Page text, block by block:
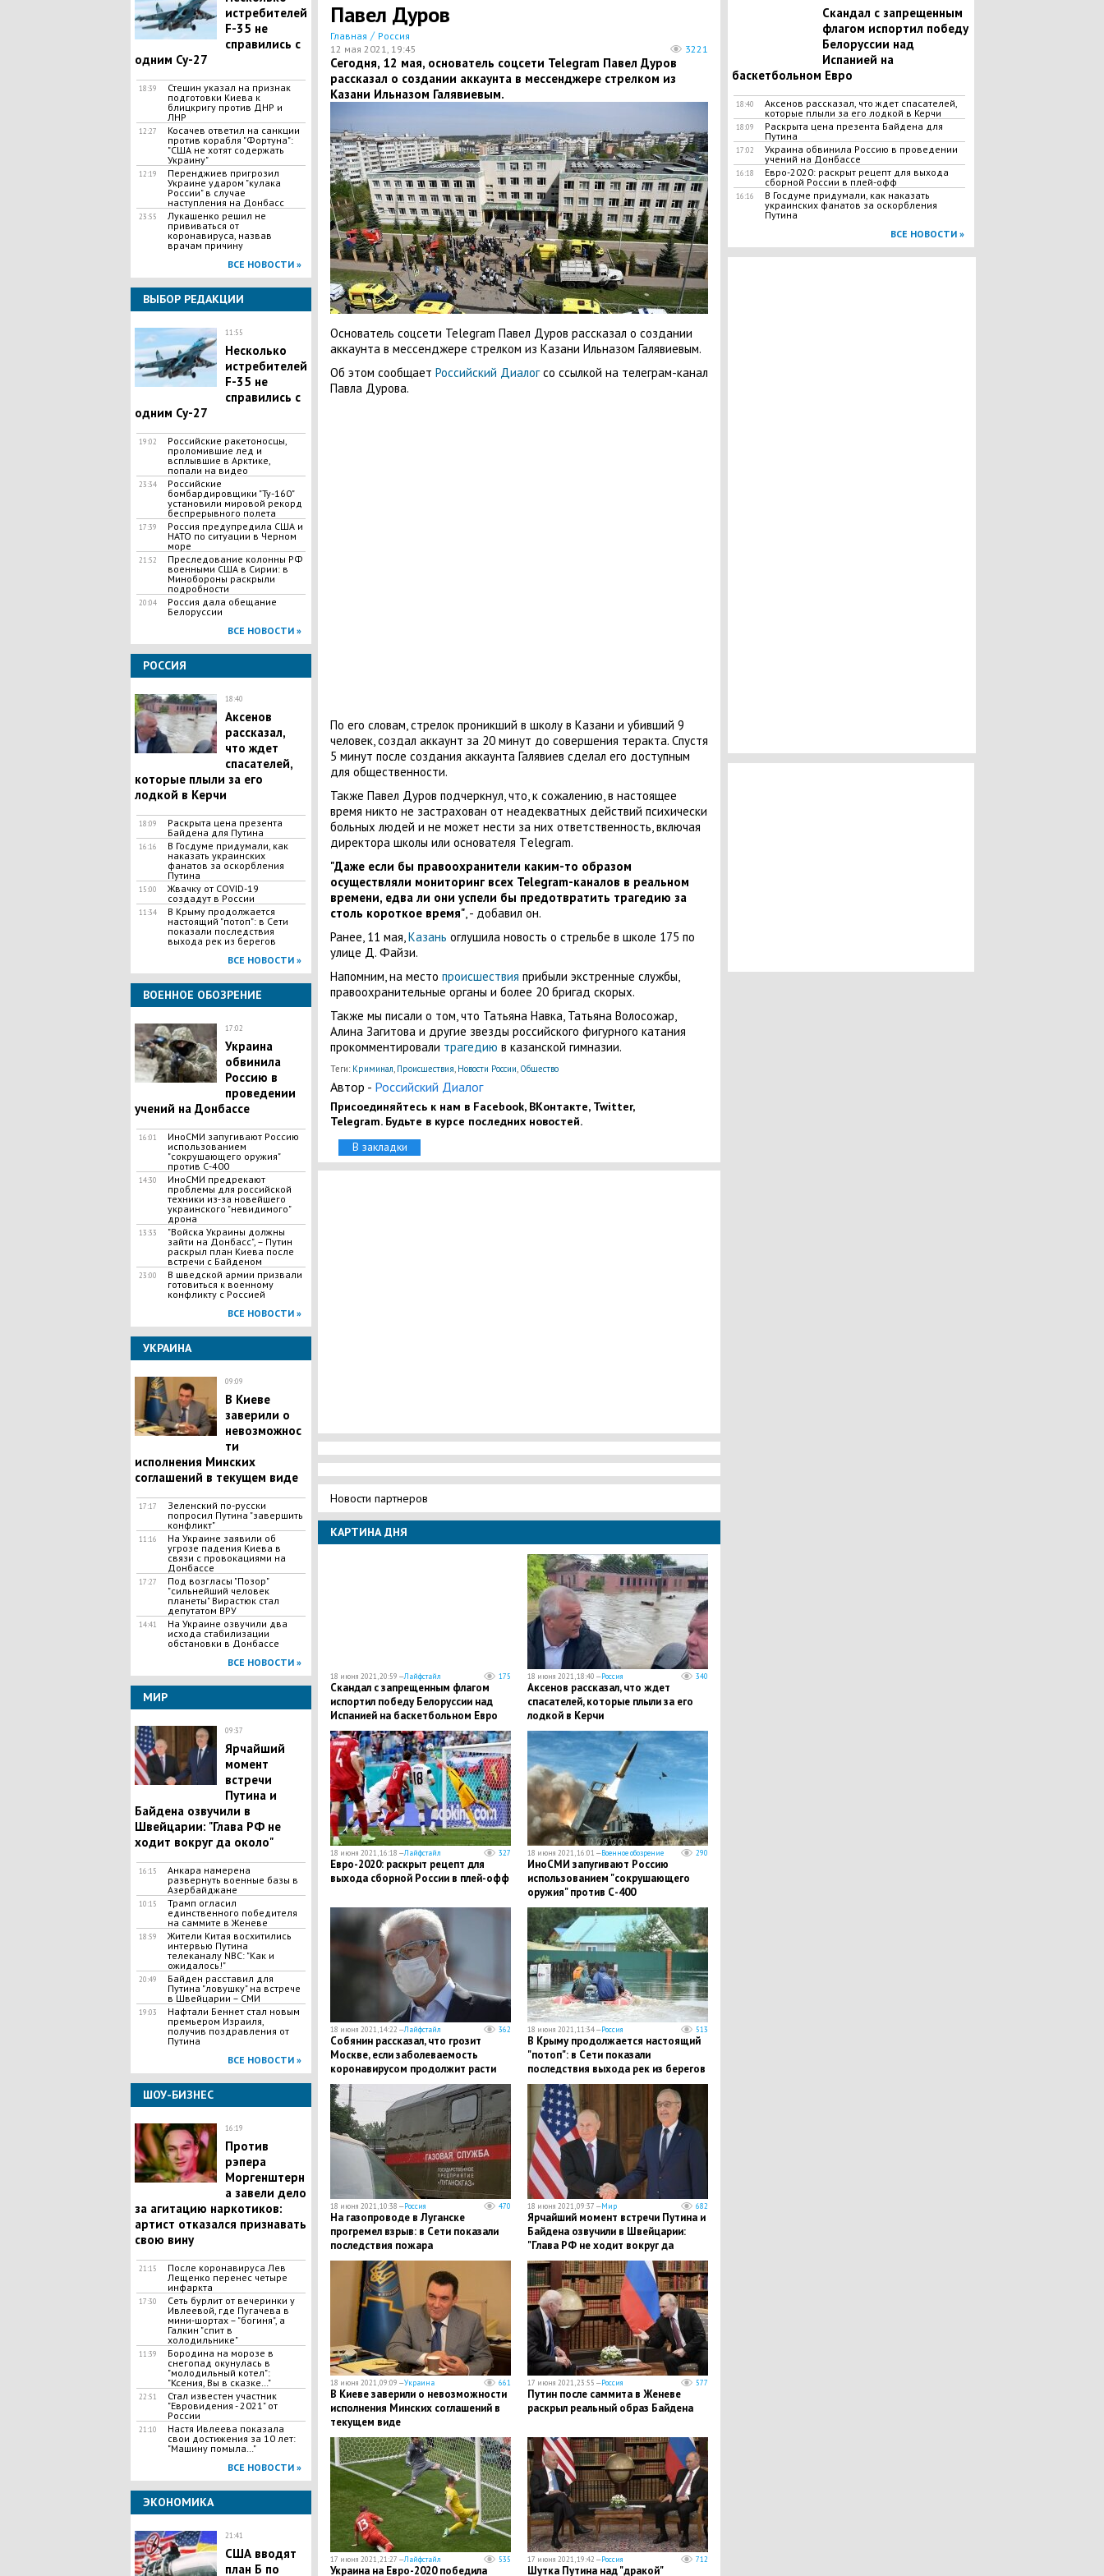
истребителей
F-35 не
справились с
одним Су-27
18:39
Стешин указал на признак
подготовки Киева к
блицкригу против ДНР и
ЛНР
12:27
​Косачев ответил на санкции
против корабля "Фортуна":
"США не хотят содержать
Украину"
12:19
Перенджиев пригрозил
Украине ударом "кулака
России" в случае
наступления на Донбасс
23:55
Лукашенко решил не
прививаться от
коронавируса, назвав
врачам причину
ВСЕ НОВОСТИ »
ВЫБОР РЕДАКЦИИ
11:55
Несколько
истребителей
F-35 не
справились с
одним Су-27
19:02
Российские ракетоносцы,
проломившие лед и
всплывшие в Арктике,
попали на видео
23:34
Российские
бомбардировщики "Ту-160"
установили мировой рекорд
беспрерывного полета
17:39
Россия предупредила США и
НАТО по ситуации в Черном
море
21:52
Преследование колонны РФ
военными США в Сирии: в
Минобороны раскрыли
подробности
20:04
Россия дала обещание
Белоруссии
ВСЕ НОВОСТИ »
РОССИЯ
18:40
Аксенов
рассказал,
что ждет
спасателей,
которые плыли за его
лодкой в Керчи
18:09
Раскрыта цена презента
Байдена для Путина
16:16
В Госдуме придумали, как
наказать украинских
фанатов за оскорбления
Путина
15:00
Жвачку от COVID-19
создадут в России
11:34
В Крыму продолжается
настоящий "потоп": в Сети
показали последствия
выхода рек из берегов
ВСЕ НОВОСТИ »
ВОЕННОЕ ОБОЗРЕНИЕ
17:02
Украина
обвинила
Россию в
проведении
учений на Донбассе
16:01
ИноСМИ запугивают Россию
использованием
"сокрушающего оружия"
против С-400
14:30
ИноСМИ предрекают
проблемы для российской
техники из-за новейшего
украинского "невидимого"
дрона
13:33
"Войска Украины должны
зайти на Донбасс", – Путин
раскрыл план Киева после
встречи с Байденом
23:00
В шведской армии призвали
готовиться к военному
конфликту с Россией
ВСЕ НОВОСТИ »
УКРАИНА
09:09
В Киеве
заверили о
невозможнос
ти
исполнения Минских
соглашений в текущем виде
17:17
Зеленский по-русски
попросил Путина "завершить
конфликт"
11:16
На Украине заявили об
угрозе падения Киева в
связи с провокациями на
Донбассе
17:27
Под возгласы "Позор"
"сильнейший человек
планеты" Вирастюк стал
депутатом ВРУ
14:41
На Украине озвучили два
исхода стабилизации
обстановки в Донбассе
ВСЕ НОВОСТИ »
МИР
09:37
Ярчайший
момент
встречи
Путина и
Байдена озвучили в
Швейцарии: "Глава РФ не
ходит вокруг да около"
16:15
Анкара намерена
развернуть военные базы в
Азербайджане
10:15
Трамп огласил
единственного победителя
на саммите в Женеве
18:59
Жители Китая восхитились
интервью Путина
телеканалу NBC: "Как и
ожидалось!"
20:49
Байден расставил для
Путина "ловушку" на встрече
в Швейцарии – СМИ
19:03
Нафтали Беннет стал новым
премьером Израиля,
получив поздравления от
Путина
ВСЕ НОВОСТИ »
ШОУ-БИЗНЕС
16:19
Против
рэпера
Моргенштерн
а завели дело
за агитацию наркотиков:
артист отказался признавать
свою вину
21:15
После коронавируса Лев
Лещенко перенес четыре
инфаркта
17:30
Сеть бурлит от вечеринки у
Ивлеевой, где Пугачева в
мини-шортах – "богиня", а
Галкин "спит в
холодильнике"
11:39
Бородина на морозе в
снегопад окунулась в
"молодильный котел":
"Ксения, Вы в сказке…"
22:51
Стал известен участник
"Евровидения - 2021" от
России
21:10
Настя Ивлеева показала
свои достижения за 10 лет:
"Машину помыла…"
ВСЕ НОВОСТИ »
ЭКОНОМИКА
21:41
США вводят
план Б по
Павел Дуров
Главная / Россия
12 мая 2021, 19:45
3221
Сегодня, 12 мая, основатель соцсети Telegram Павел Дуров
рассказал о создании аккаунта в мессенджере стрелком из
Казани Ильназом Галявиевым.
Основатель соцсети Telegram Павел Дуров рассказал о создании
аккаунта в мессенджере стрелком из Казани Ильназом Галявиевым.
Об этом сообщает Российский Диалогсо ссылкой на телеграм-канал
Павла Дурова.
По его словам, стрелок проникший в школу в Казани и убивший 9
человек, создал аккаунт за 20 минут до совершения теракта. Спустя
5 минут после создания аккаунта Галявиев сделал его доступным
для общественности.
Также Павел Дуров подчеркнул, что, к сожалению, в настоящее
время никто не застрахован от неадекватных действий психически
больных людей и не может нести за них ответственность, включая
директора школы или основателя Тelegram.
"Даже если бы правоохранители каким-то образом
осуществляли мониторинг всех Telegram-каналов в реальном
времени, едва ли они успели бы предотвратить трагедию за
столь короткое время", - добавил он.
Ранее, 11 мая,Казань оглушила новость о стрельбе в школе 175 по
улице Д. Файзи.
Напомним, на место происшествия прибыли экстренные службы,
правоохранительные органы и более 20 бригад скорых.
Также мы писали о том, что Татьяна Навка, Татьяна Волосожар,
Алина Загитова и другие звезды российского фигурного катания
прокомментировали трагедию в казанской гимназии.
Теги: Криминал, Происшествия, Новости России, Общество
Автор - Российский Диалог
Присоединяйтесь к нам в Facebook, ВКонтакте, Twitter,
Telegram. Будьте в курсе последних новостей.
В закладки
Новости партнеров
КАРТИНА ДНЯ
18 июня 2021, 20:59 —Лайфстайл 175
Скандал с запрещенным флагом
испортил победу Белоруссии над
Испанией на баскетбольном Евро
18 июня 2021, 18:40 —Россия 340
Аксенов рассказал, что ждет
спасателей, которые плыли за его
лодкой в Керчи
18 июня 2021, 16:18 —Лайфстайл 327
Евро-2020: раскрыт рецепт для
выхода сборной России в плей-офф
18 июня 2021, 16:01 —Военное обозрение 290
ИноСМИ запугивают Россию
использованием "сокрушающего
оружия" против С-400
18 июня 2021, 14:22 —Лайфстайл 362
Собянин рассказал, что грозит
Москве, если заболеваемость
коронавирусом продолжит расти
18 июня 2021, 11:34 —Россия 513
В Крыму продолжается настоящий
"потоп": в Сети показали
последствия выхода рек из берегов
18 июня 2021, 10:38 —Россия 470
На газопроводе в Луганске
прогремел взрыв: в Сети показали
последствия пожара
18 июня 2021, 09:37 —Мир 682
Ярчайший момент встречи Путина и
Байдена озвучили в Швейцарии:
"Глава РФ не ходит вокруг да
около"
18 июня 2021, 09:09 —Украина 661
В Киеве заверили о невозможности
исполнения Минских соглашений в
текущем виде
17 июня 2021, 23:55 —Россия 577
Путин после саммита в Женеве
раскрыл реальный образ Байдена
17 июня 2021, 21:27 —Лайфстайл 535
Украина на Евро-2020 победила
17 июня 2021, 19:42 —Россия 712
Шутка Путина над "дракой"
Скандал с запрещенным
флагом испортил победу
Белоруссии над
Испанией на
баскетбольном Евро
18:40
Аксенов рассказал, что ждет спасателей,
которые плыли за его лодкой в Керчи
18:09
Раскрыта цена презента Байдена для
Путина
17:02
Украина обвинила Россию в проведении
учений на Донбассе
16:18
Евро-2020: раскрыт рецепт для выхода
сборной России в плей-офф
16:16
В Госдуме придумали, как наказать
украинских фанатов за оскорбления
Путина
ВСЕ НОВОСТИ »